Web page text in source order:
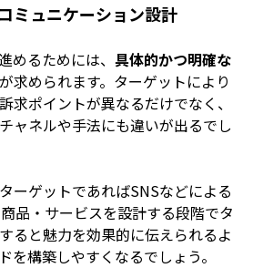
ミュニケーション設計
めるためには、具体的かつ明確な
が求められます。ターゲットにより
求ポイントが異なるだけでなく、
ャネルや手法にも違いが出るでし
ーゲットであればSNSなどによる
品・サービスを設計する段階でタ
ると魅力を効果的に伝えられるよ
を構築しやすくなるでしょう。